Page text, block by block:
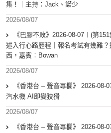
集！｜主持：Jack、諾少
2026/08/07
《巴膠不敗》2026-08-07︱(第
述入行心路歷程｜報名考試有幾難
西，嘉賓︰Bowan
2026/08/07
《香港台 – 聲音專欄》 2026-
汽水機 AI即變狡猾
2026/08/07
《香港台 – 聲音專欄》 2026-